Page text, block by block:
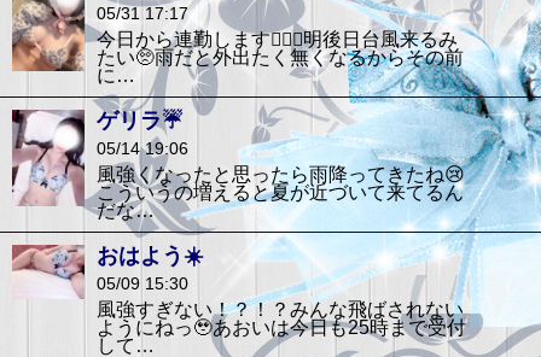
05/31 17:17
今日から連勤します🙆‍♀️✨明後日台風来るみ
たい🥺雨だと外出たく無くなるからその前
に…
ゲリラ☔️
05/14 19:06
風強くなったと思ったら雨降ってきたね😢
こういうの増えると夏が近づいて来てるん
だな…
おはよう☀️
05/09 15:30
風強すぎない！？！？みんな飛ばされない
ようにねっ🥹あおいは今日も25時まで受付
して…